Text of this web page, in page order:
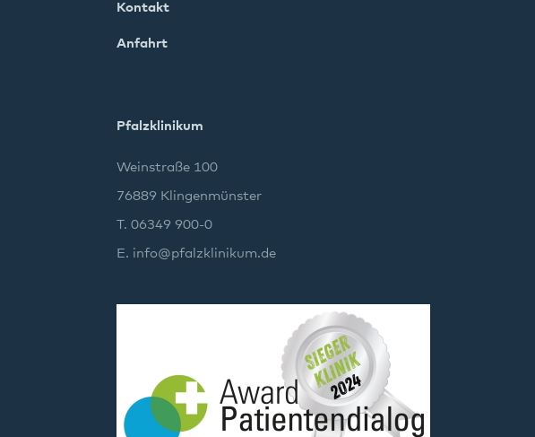
Kontakt
Anfahrt
Pfalzklinikum
Weinstraße 100
76889 Klingenmünster
T. 06349 900-0
E. info@pfalzklinikum.de